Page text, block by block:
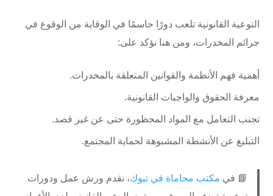
التوعية القانونية تلعب دورًا حاسمًا في الوقاية من الوقوع في
جرائم المخدرات، ومن هنا نؤكد على:
أهمية فهم الأنظمة والقوانين المتعلقة بالمخدرات.
معرفة الحقوق والواجبات القانونية.
تجنب التعامل مع المواد المحظورة حتى عن غير قصد.
التبليغ عن الأنشطة المشبوهة لحماية المجتمع.
📘 في مكتب محاماة في تبوك، نقدم ورش عمل ودورات